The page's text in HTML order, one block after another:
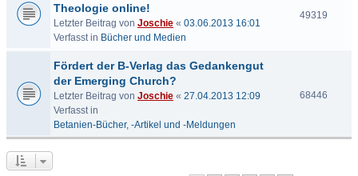
Theologie online!
Letzter Beitrag von Joschie « 03.06.2013 16:01
Verfasst in Bücher und Medien
49319
Fördert der B-Verlag das Gedankengut
der Emerging Church?
Letzter Beitrag von Joschie « 27.04.2013 12:09
Verfasst in
Betanien-Bücher, -Artikel und -Meldungen
68446